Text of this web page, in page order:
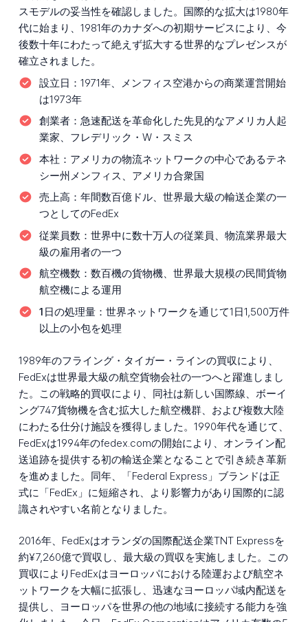
スモデルの妥当性を確認しました。国際的な拡大は1980年
代に始まり、1981年のカナダへの初期サービスにより、今
後数十年にわたって絶えず拡大する世界的なプレゼンスが
確立されました。
設立日： 1971年、メンフィス空港からの商業運営開始
は1973年
創業者： 急速配送を革命化した先見的なアメリカ人起
業家、フレデリック・W・スミス
本社： アメリカの物流ネットワークの中心であるテネ
シー州メンフィス、アメリカ合衆国
売上高： 年間数百億ドル、世界最大級の輸送企業の一
つとしてのFedEx
従業員数： 世界中に数十万人の従業員、物流業界最大
級の雇用者の一つ
航空機数： 数百機の貨物機、世界最大規模の民間貨物
航空機による運用
1日の処理量： 世界ネットワークを通じて1日1,500万件
以上の小包を処理
1989年のフライング・タイガー・ラインの買収により、
FedExは世界最大級の航空貨物会社の一つへと躍進しまし
た。この戦略的買収により、同社は新しい国際線、ボーイ
ング747貨物機を含む拡大した航空機群、および複数大陸
にわたる仕分け施設を獲得しました。1990年代を通じて、
FedExは1994年のfedex.comの開始により、オンライン配
送追跡を提供する初の輸送企業となることで引き続き革新
を進めました。同年、「Federal Express」ブランドは正
式に「FedEx」に短縮され、より影響力があり国際的に認
識されやすい名前となりました。
2016年、FedExはオランダの国際配送企業TNT Expressを
約¥7,260億で買収し、最大級の買収を実施しました。この
買収によりFedExはヨーロッパにおける陸運および航空ネ
ットワークを大幅に拡張し、迅速なヨーロッパ域内配送を
提供し、ヨーロッパを世界の他の地域に接続する能力を強